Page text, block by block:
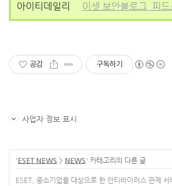
아이티데일리
이셋 보안블로그, 피
공감 구독하기
사업자 정보 표시
'ESET NEWS > NEWS' 카테고리의 다른 글
ESET, 중소기업을 대상으로 한 안티바이러스 관제 서